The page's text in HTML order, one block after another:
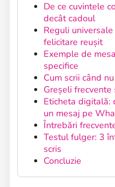
De ce cuvintele
decât cadoul
Reguli
felicitare reușit
Exemple de
specifice
Cum scrii când
Greșeli frecvente
Eticheta digitală:
un mesaj pe
Întrebări
Testul fulger: 3
scris
Concluzie